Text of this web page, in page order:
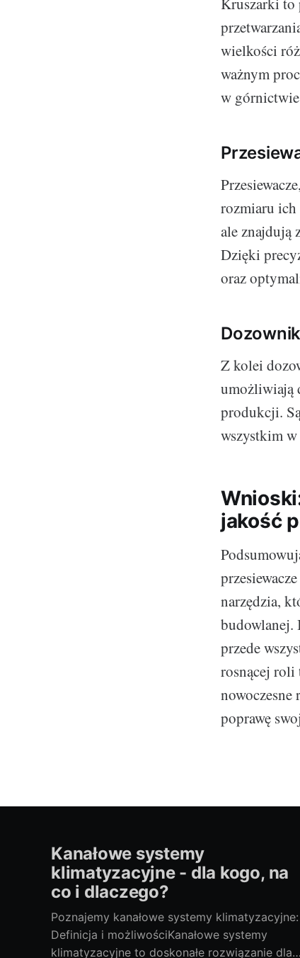
wielkości
ważnym
w
rozmiaru ich
ale znajdują
Dzięki
oraz
Z kolei
umożliwiają
produkcji.
wszystkim
jakość
narzędzia,
budowlanej.
przede
rosnącej
nowoczesne
poprawę
Kanałowe systemy
klimatyzacyjne - dla kogo, na
co i dlaczego?
Poznajemy kanałowe systemy klimatyzacyjne:
Definicja i możliwościKanałowe systemy
klimatyzacyjne to doskonałe rozwiązanie dla